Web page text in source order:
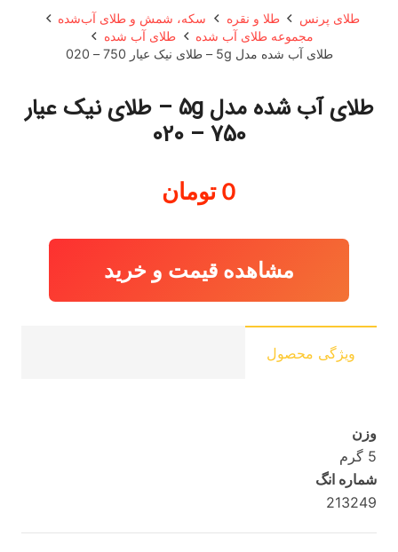
طلای پرنس طلا و نقره
سکه، شمش و طلای آب‌شده
مجموعه طلای آب شده
طلای آب شده
طلای آب شده مدل 5g – طلای نیک عیار 750 – 020
طلای آب شده مدل 5g – طلای نیک عیار
750 – 020
0 تومان
مشاهده قیمت و خرید
ویژگی محصول
وزن
5 گرم
شماره انگ
213249